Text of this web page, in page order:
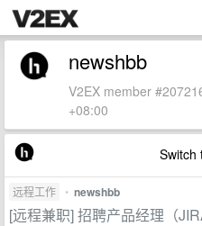
newshbb
V2EX member
+08:00
Switch
远程工作 • newshbb
[远程兼职] 招聘产品经理（